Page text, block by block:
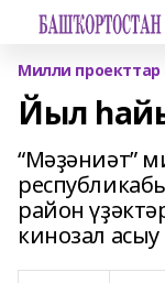
Милли проекттар
Йыл
“Мәҙәниәт”
район
кинозал